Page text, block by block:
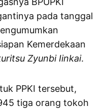
pada tanggal
Kemerdekaan
Zyunbi Iinkai.
PPKI tersebut,
tiga orang tokoh